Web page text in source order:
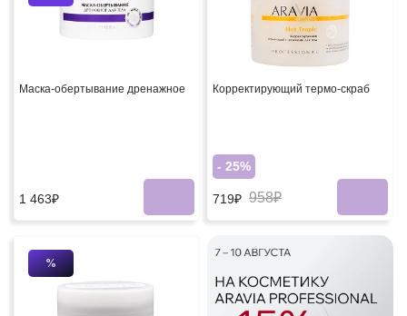
Маска-обертывание дренажное
1 463₽
Корректирующий термо-скраб
- 25%
719₽ 958₽
%